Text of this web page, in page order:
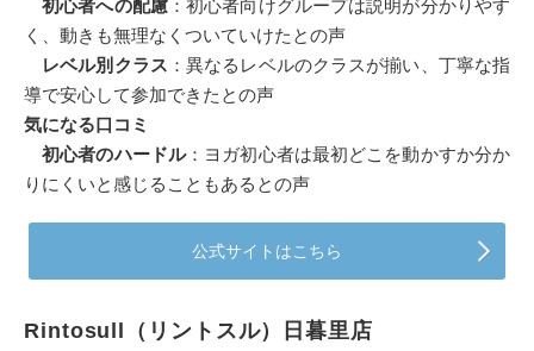
初心者への配慮：初心者向けグループは説明が分かりやす
く、動きも無理なくついていけたとの声
レベル別クラス ：異なるレベルのクラスが揃い、丁寧な指
導で安心して参加できたとの声
気になる口コミ
初心者のハードル：ヨガ初心者は最初どこを動かすか分か
りにくいと感じることもあるとの声
公式サイトはこちら
Rintosull（リントスル）日暮里店